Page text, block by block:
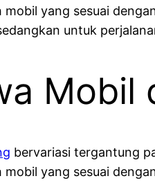
yang sesuai
untuk
Mobil
bervariasi tergantung
yang sesuai